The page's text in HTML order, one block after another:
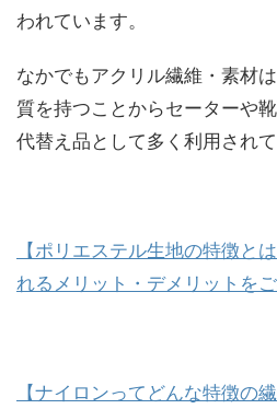
われています。
なかでもアクリル繊維・素材
質を持つことからセーターや
代替え品として多く利用されて
【ポリエステル生地の特徴と
れるメリット・デメリットをご
【ナイロンってどんな特徴の